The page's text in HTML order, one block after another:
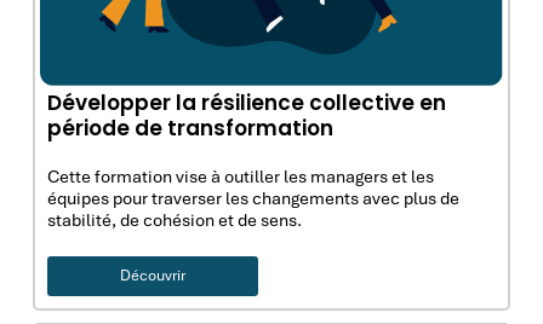
Développer la résilience collective en
période de transformation
Cette formation vise à outiller les managers et les
équipes pour traverser les changements avec plus de
stabilité, de cohésion et de sens.
Découvrir